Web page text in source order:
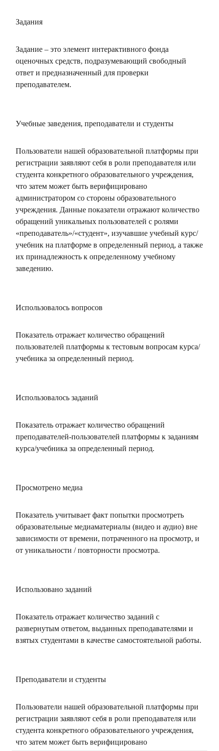
Задания
Задание – это элемент интерактивного фонда
оценочных средств, подразумевающий свободный
ответ и предназначенный для проверки
преподавателем.
Учебные заведения, преподаватели и студенты
Пользователи нашей образовательной платформы при
регистрации заявляют себя в роли преподавателя или
студента конкретного образовательного учреждения,
что затем может быть верифицировано
администратором со стороны образовательного
учреждения. Данные показатели отражают количество
обращений уникальных пользователей с ролями
«преподаватель»/«студент», изучавшие учебный курс/
учебник на платформе в определенный период, а также
их принадлежность к определенному учебному
заведению.
Использовалось вопросов
Показатель отражает количество обращений
пользователей платформы к тестовым вопросам курса/
учебника за определенный период.
Использовалось заданий
Показатель отражает количество обращений
преподавателей-пользователей платформы к заданиям
курса/учебника за определенный период.
Просмотрено медиа
Показатель учитывает факт попытки просмотреть
образовательные медиаматериалы (видео и аудио) вне
зависимости от времени, потраченного на просмотр, и
от уникальности / повторности просмотра.
Использовано заданий
Показатель отражает количество заданий с
развернутым ответом, выданных преподавателями и
взятых студентами в качестве самостоятельной работы.
Преподаватели и студенты
Пользователи нашей образовательной платформы при
регистрации заявляют себя в роли преподавателя или
студента конкретного образовательного учреждения,
что затем может быть верифицировано